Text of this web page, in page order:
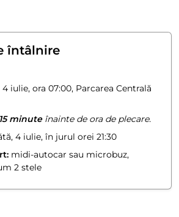
întâlnire
iulie, ora 07:00, Parcarea Centrală
15 minuteînainte de ora de plecare.
4 iulie, în jurul orei 21:30
midi-autocar sau microbuz,
2 stele